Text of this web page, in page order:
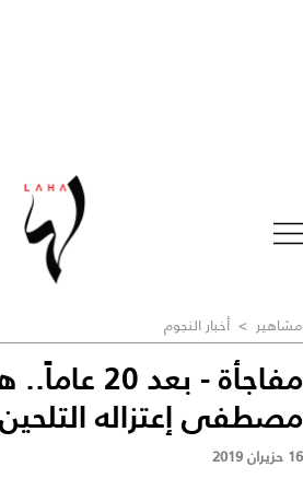
مشاهير > أخبار النجوم
مفاجأة -
مصطفى إعتزاله التلحين
16 حزيران 2019